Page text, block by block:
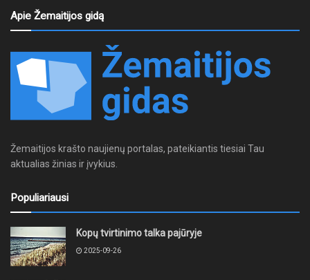
Apie Žemaitijos gidą
Žemaitijos krašto naujienų portalas, pateikiantis tiesiai Tau
aktualias žinias ir įvykius.
Populiariausi
Kopų tvirtinimo talka pajūryje
2025-09-26